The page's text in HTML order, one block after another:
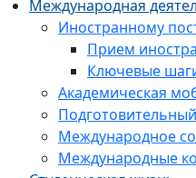
Международная
Иностранному
Прием
Ключевые
Академическая
Международное
Международные